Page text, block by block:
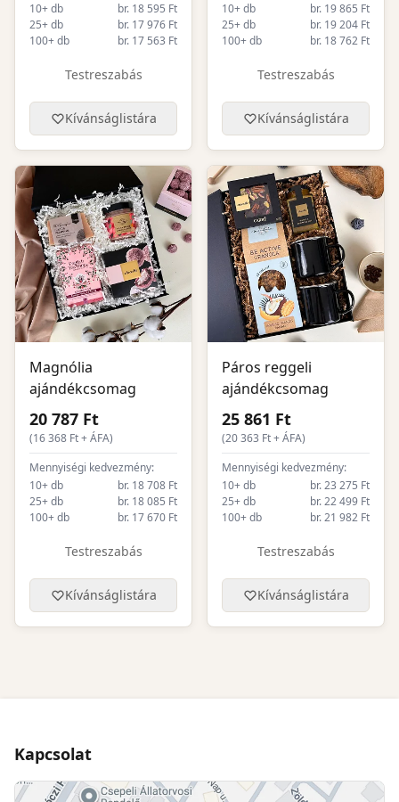
10+ db
br. 18 595 Ft
25+ db
br. 17 976 Ft
100+ db
br. 17 563 Ft
Testreszabás
Kívánságlistára
10+ db
br. 19 865 Ft
25+ db
br. 19 204 Ft
100+ db
br. 18 762 Ft
Testreszabás
Kívánságlistára
Magnólia
ajándékcsomag
20 787 Ft
(16 368 Ft + ÁFA)
Mennyiségi kedvezmény:
10+ db
br. 18 708 Ft
25+ db
br. 18 085 Ft
100+ db
br. 17 670 Ft
Testreszabás
Kívánságlistára
Páros reggeli
ajándékcsomag
25 861 Ft
(20 363 Ft + ÁFA)
Mennyiségi kedvezmény:
10+ db
br. 23 275 Ft
25+ db
br. 22 499 Ft
100+ db
br. 21 982 Ft
Testreszabás
Kívánságlistára
Kapcsolat